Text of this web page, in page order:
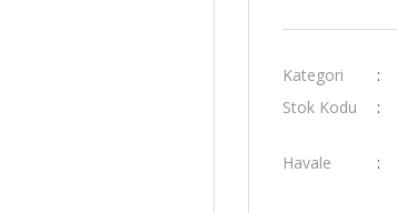
Kategori
Stok Kodu
Havale